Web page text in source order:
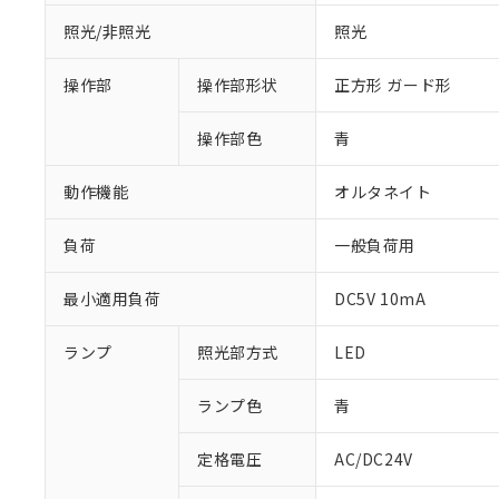
照光/非照光 照光
操作部 操作部形状 正方形 ガード形
操作部色 青
動作機能 オルタネイト
負荷 一般負荷用
最小適用負荷 DC5V 10mA
ランプ 照光部方式 LED
ランプ色 青
定格電圧 AC/DC24V
ご利用条件
※1 対応状況
対応予定なし：
調査・確認中：
非該当品：ライセ